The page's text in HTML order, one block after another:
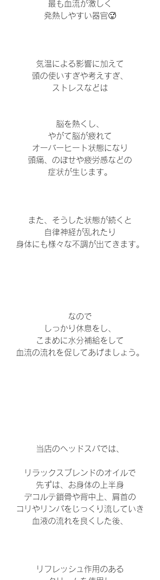
最も血流が激しく
発熱しやすい器官🥵
気温による影響に加えて
頭の使いすぎや考えすぎ、
ストレスなどは
脳を熱くし、
やがて脳が疲れて
オーバーヒート状態になり
頭痛、のぼせや疲労感などの
症状が生じます。
また、そうした状態が続くと
自律神経が乱れたり
身体にも様々な不調が出てきます。
なので
しっかり休息をし、
こまめに水分補給をして
血流の流れを促してあげましょう。
当店のヘッドスパでは、
リラックスブレンドのオイルで
先ずは、お身体の上半身
デコルテ鎖骨や背中上、肩首の
コリやリンパをじっくり流していき
血液の流れを良くした後、
リフレッシュ作用のある